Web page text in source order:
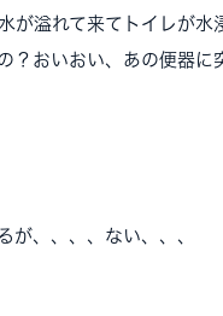
が溢れて来てトイレが水
？おいおい、あの便器に
が、、、、ない、、、